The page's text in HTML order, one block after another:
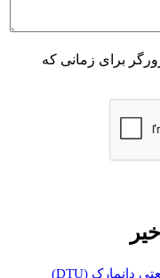
برای زمانی که